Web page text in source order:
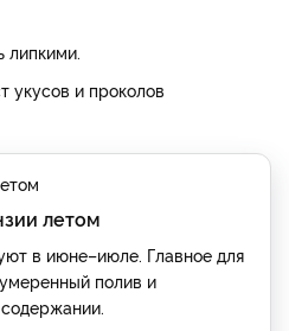
липкими.
укусов и проколов
летом
в июне–июле. Главное для
полив и